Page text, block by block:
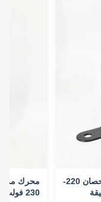
محرك مروحة مكثف إطار 42 - 1/10 حصان 220-